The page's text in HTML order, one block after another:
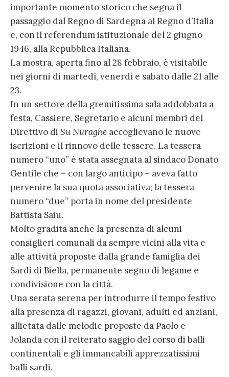
importante momento storico che segna il
passaggio dal Regno di Sardegna al Regno d’Italia
e, con il referendum istituzionale del 2 giugno
1946, alla Repubblica Italiana.
La mostra, aperta fino al 28 febbraio, è visitabile
nei giorni di martedì, venerdì e sabato dalle 21 alle
23.
In un settore della gremitissima sala addobbata a
festa, Cassiere, Segretario e alcuni membri del
Direttivo di Su Nuraghe accoglievano le nuove
iscrizioni e il rinnovo delle tessere. La tessera
numero “uno” è stata assegnata al sindaco Donato
Gentile che – con largo anticipo – aveva fatto
pervenire la sua quota associativa; la tessera
numero “due” porta in nome del presidente
Battista Saiu.
Molto gradita anche la presenza di alcuni
consiglieri comunali da sempre vicini alla vita e
alle attività proposte dalla grande famiglia dei
Sardi di Biella, permanente segno di legame e
condivisione con la città.
Una serata serena per introdurre il tempo festivo
alla presenza di ragazzi, giovani, adulti ed anziani,
allietata dalle melodie proposte da Paolo e
Jolanda con il reiterato saggio del corso di balli
continentali e gli immancabili apprezzatissimi
balli sardi.